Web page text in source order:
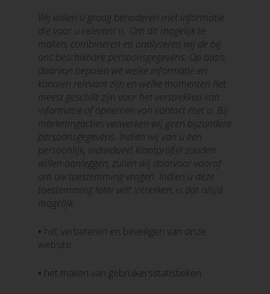
Wij willen u graag benaderen met informatie
die voor u relevant is. Om dit mogelijk te
maken, combineren en analyseren wij de bij
ons beschikbare persoonsgegevens. Op basis
daarvan bepalen we welke informatie en
kanalen relevant zijn en welke momenten het
meest geschikt zijn voor het verstrekken van
informatie of opnemen van contact met u. Bij
marketingacties verwerken wij geen bijzondere
persoonsgegevens. Indien wij van u een
persoonlijk, individueel klantprofiel zouden
willen aanleggen, zullen wij daarvoor vooraf
om uw toestemming vragen. Indien u deze
toestemming later wilt intrekken, is dat altijd
mogelijk.
• het verbeteren en beveiligen van onze
website
• het maken van gebruikersstatistieken